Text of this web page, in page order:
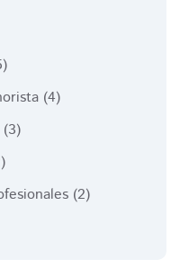
(4)
(3)
(2)